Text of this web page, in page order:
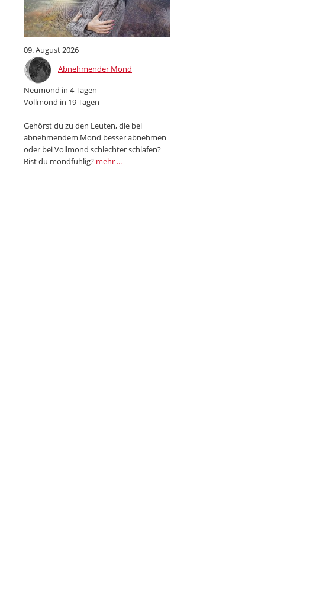
09. August 2026
Abnehmender Mond
Neumond in 4 Tagen
Vollmond in 19 Tagen
Gehörst du zu den Leuten, die bei
abnehmendem Mond besser abnehmen
oder bei Vollmond schlechter schlafen?
Bist du mondfühlig? mehr ...